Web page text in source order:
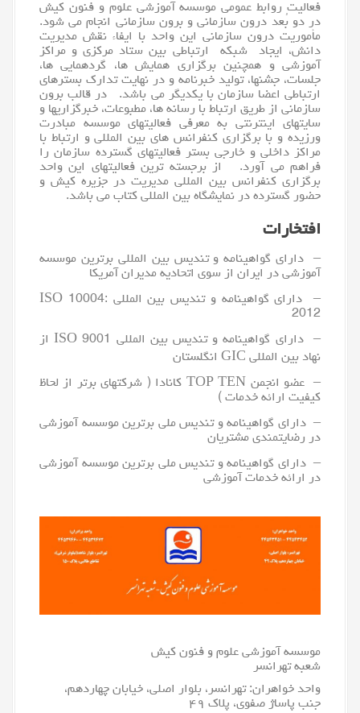
فعالیت روابط عمومی موسسه آموزشی علوم و فنون کیش
در دو بُعد درون سازمانی و برون سازمانی انجام می شود.
مأموریت درون سازمانی این واحد با ایفاء نقش مدیریت
دانش، ایجاد شبکه ارتباطی بین ستاد مرکزی و مراکز
آموزشی و همچنین برگزاری همایش ها، گردهمایی ها،
جلسات، جشنها، تولید خبرنامه و در نهایت تدارک بسترهای
ارتباطی اعضا سازمان با یکدیگر می باشد. در قالب برون
سازمانی از طریق ارتباط با رسانه ها، مطبوعات، خبرگزاریها و
سایتهای اینترنتی به معرفی فعالیتهای موسسه مبادرت
ورزیده و با برگزاری کنفرانس های بین المللی و ارتباط با
مراکز داخلی و خارجی بستر فعالیتهای گسترده سازمان را
فراهم می آورد. از برجسته ترین فعالیتهای این واحد
برگزاری کنفرانس بین المللی مدیریت در جزیره کیش و
حضور گسترده در نمایشگاه بین المللی کتاب می باشد.
افتخارات
– دارای گواهینامه و تندیس بین المللی برترین موسسه
آموزشی در ایران از سوی اتحادیه مدیران آمریکا
– دارای گواهینامه و تندیس بین المللی ISO 10004:
2012
– دارای گواهینامه و تندیس بین المللی ISO 9001 از
نهاد بین المللی GIC انگلستان
– عضو انجمن TOP TEN کانادا ( شرکتهای برتر از لحاظ
کیفیت ارائه خدمات )
– دارای گواهینامه و تندیس ملی برترین موسسه آموزشی
در رضایتمندی مشتریان
– دارای گواهینامه و تندیس ملی برترین موسسه آموزشی
در ارائه خدمات آموزشی
موسسه آموزشی علوم و فنون کیش
شعبه تهرانسر
واحد خواهران: تهرانسر، بلوار اصلی، خیابان چهاردهم،
جنب پاساژ صفوی، پلاک ۴۹